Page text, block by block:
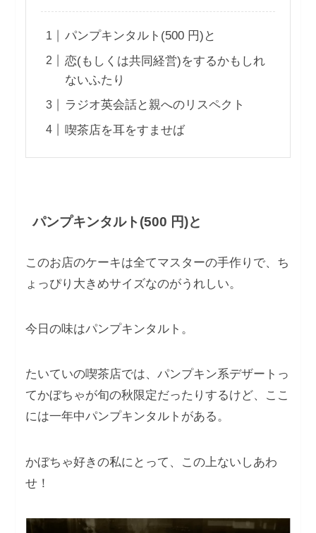
パンプキンタルト(500 円)と
恋(もしくは共同経営)をするかもしれ
ないふたり
ラジオ英会話と親へのリスペクト
喫茶店を耳をすませば
パンプキンタルト(500 円)と
このお店のケーキは全てマスターの手作りで、ち
ょっぴり大きめサイズなのがうれしい。
今日の味はパンプキンタルト。
たいていの喫茶店では、パンプキン系デザートっ
てかぼちゃが旬の秋限定だったりするけど、ここ
には一年中パンプキンタルトがある。
かぼちゃ好きの私にとって、この上ないしあわ
せ！